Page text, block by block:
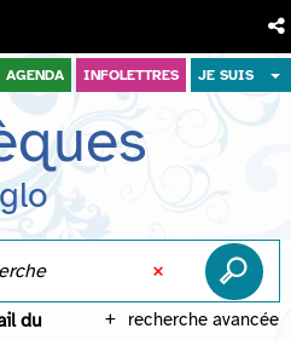
AGENDA INFOLETTRES JE SUIS
recherche avancée
du